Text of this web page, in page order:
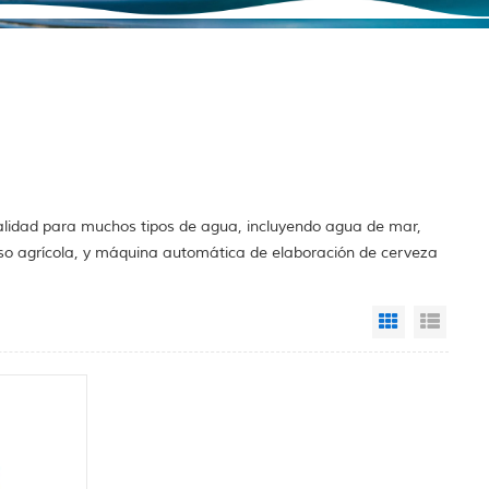
para muchos tipos de agua, incluyendo agua de mar,
agrícola, y máquina automática de elaboración de cerveza
Grid View